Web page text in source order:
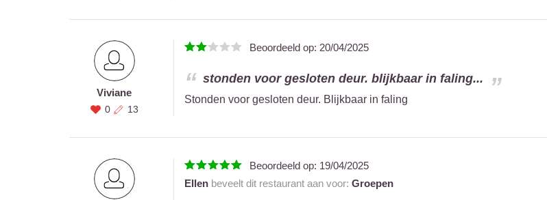
Viviane
0 13
Beoordeeld op: 20/04/2025
stonden voor gesloten deur. blijkbaar in faling...
Stonden voor gesloten deur. Blijkbaar in faling
Beoordeeld op: 19/04/2025
Ellenbeveelt dit restaurant aan voor: Groepen